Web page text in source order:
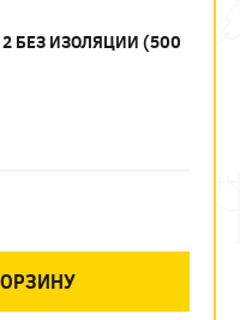
БЕЗ ИЗОЛЯЦИИ (500